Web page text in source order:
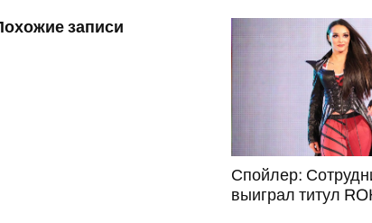
записи
Спойлер:
выиграл титул